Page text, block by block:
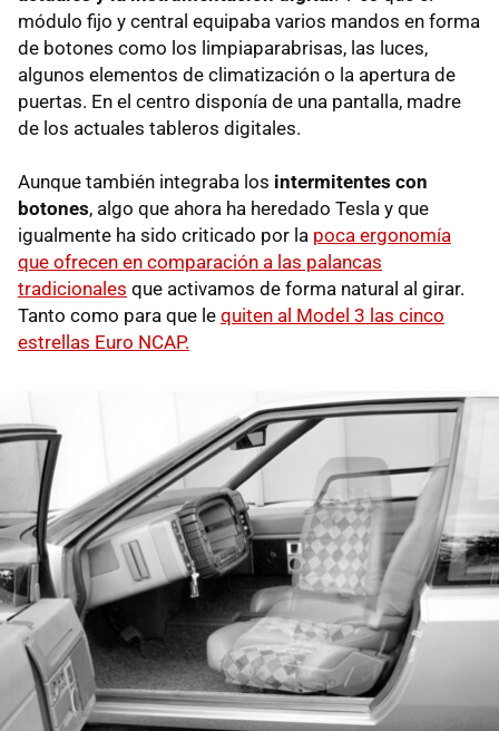
módulo fijo y central equipaba varios mandos en forma
de botones como los limpiaparabrisas, las luces,
algunos elementos de climatización o la apertura de
puertas. En el centro disponía de una pantalla, madre
de los actuales tableros digitales.
Aunque también integraba los intermitentes con
botones, algo que ahora ha heredado Tesla y que
igualmente ha sido criticado por la poca ergonomía
que ofrecen en comparación a las palancas
tradicionales que activamos de forma natural al girar.
Tanto como para que le quiten al Model 3 las cinco
estrellas Euro NCAP.